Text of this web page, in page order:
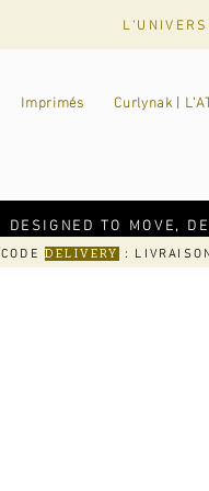
L'UNIVERS
Imprimés Curlynak |
DESIGNED TO MOVE,
CODEDELIVERY :